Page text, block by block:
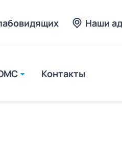
Наши
Контакты